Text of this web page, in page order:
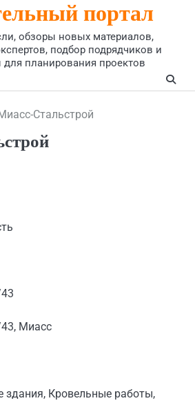
портал
обзоры новых материалов,
подбор подрядчиков и
для планирования проектов
Стальстрой
Миасс
Кровельные работы,